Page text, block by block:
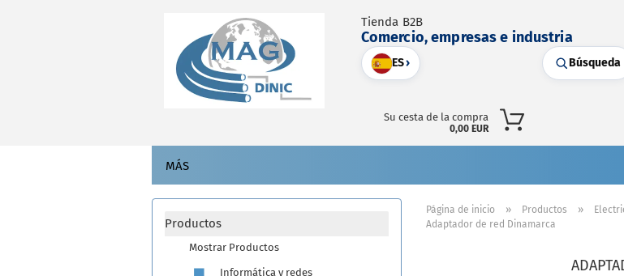
Tienda B2B
Comercio, empresas e industria
ES› Búsqueda
Su cesta de la compra
0,00 EUR
MÁS
Página de inicio » Productos »
Adaptador de red Dinamarca
Productos
Mostrar Productos
Informática y redes